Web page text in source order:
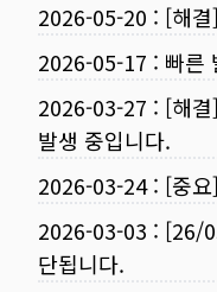
2026-05-20 : [해
2026-05-17 : 빠른
2026-03-27 : [해
발생 중입니다.
2026-03-24: [중
2026-03-03 : [26/
단됩니다.